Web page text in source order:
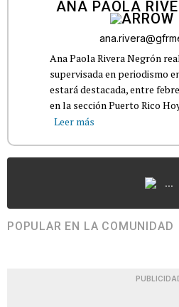
ANA PAOLA
Ana Paola Rivera Negrón
supervisada en periodismo
estará destacada, entre
en la sección Puerto Rico
Leer más
...
POPULAR EN LA COMUNIDAD